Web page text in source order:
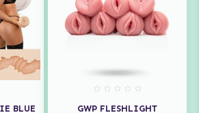
BLUE GWP FLESHLIGHT